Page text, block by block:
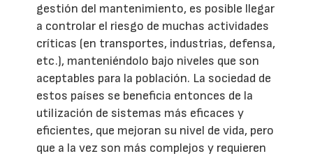
gestión del mantenimiento, es posible llegar
a controlar el riesgo de muchas actividades
críticas (en transportes, industrias, defensa,
etc.), manteniéndolo bajo niveles que son
aceptables para la población. La sociedad de
estos países se beneficia entonces de la
utilización de sistemas más eficaces y
eficientes, que mejoran su nivel de vida, pero
que a la vez son más complejos y requieren